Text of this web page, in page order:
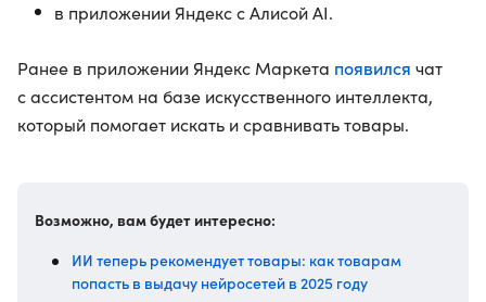
в приложении Яндекс с Алисой AI.
Ранее в приложении Яндекс Маркета появился чат
с ассистентом на базе искусственного интеллекта,
который помогает искать и сравнивать товары.
Возможно, вам будет интересно:
ИИ теперь рекомендует товары: как товарам
попасть в выдачу нейросетей в 2025 году